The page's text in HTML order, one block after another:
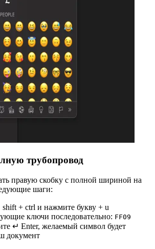
трубопровод
правую скобку с полной шириной на
шаги:
+ ctrl и нажмите букву + u
ключи последовательно: FF09
↵ Enter, желаемый символ будет
документ